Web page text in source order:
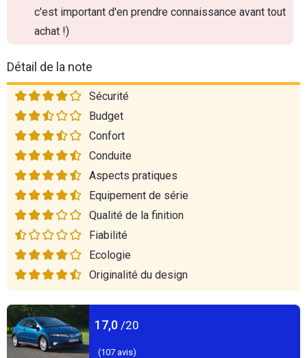
c'est important d'en prendre connaissance avant tout
achat !)
Détail de la note
Sécurité
Budget
Confort
Conduite
Aspects pratiques
Equipement de série
Qualité de la finition
Fiabilité
Ecologie
Originalité du design
17,0 /20
(107avis)